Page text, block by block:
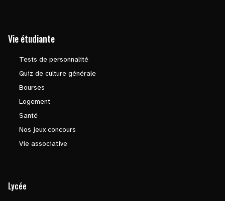
Vie étudiante
Tests de personnalité
Quiz de culture générale
Bourses
Logement
Santé
Nos jeux concours
Vie associative
Lycée